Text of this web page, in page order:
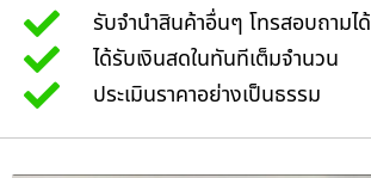
รับจำนำสินค้าอื่นๆ โทรสอบถามได้
ได้รับเงินสดในทันทีเต็มจำนวน
ประเมินราคาอย่างเป็นธรรม